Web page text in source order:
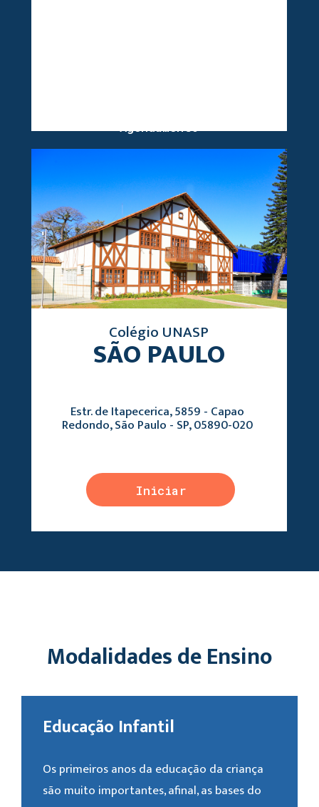
Agendamento
SÃO PAULO
Colégio UNASP
Estr. de Itapecerica, 5859 - Capao
Redondo, São Paulo - SP, 05890-020
Iniciar
Modalidades de Ensino
Educação Infantil
Os primeiros anos da educação da criança
são muito importantes, afinal, as bases do